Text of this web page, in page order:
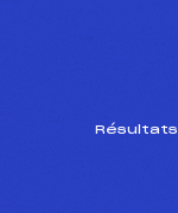
Résultats